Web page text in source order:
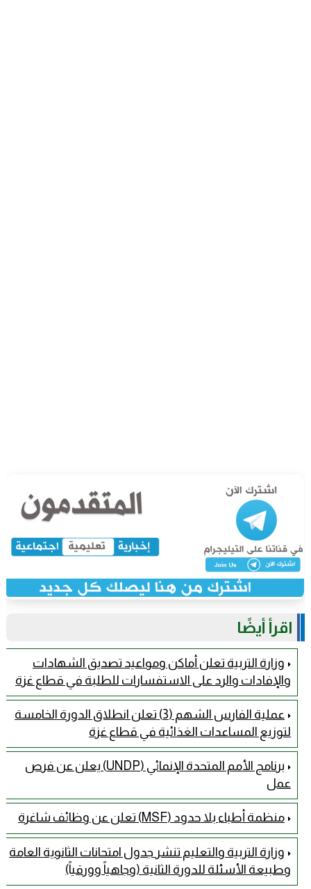
اقرأ أيضًا
وزارة التربية تعلن أماكن ومواعيد تصديق الشهادات
والإفادات والرد على الاستفسارات للطلبة في قطاع غزة
عملية الفارس الشهم (3) تعلن انطلاق الدورة الخامسة
لتوزيع المساعدات الغذائية في قطاع غزة
برنامج الأمم المتحدة الإنمائي (UNDP) يعلن عن فرص
عمل
منظمة أطباء بلا حدود (MSF) تعلن عن وظائف شاغرة
وزارة التربية والتعليم تنشر جدول امتحانات الثانوية العامة
وطبيعة الأسئلة للدورة الثانية (وجاهياً وورقياً)